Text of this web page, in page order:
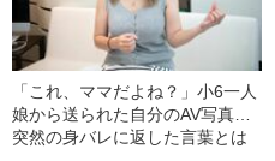
「これ、ママだよね？」小6一人
娘から送られた自分のAV写真…
突然の身バレに返した言葉とは